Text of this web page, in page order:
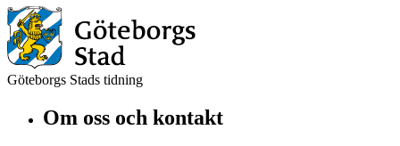
Göteborgs Stads tidning
Om oss och kontakt